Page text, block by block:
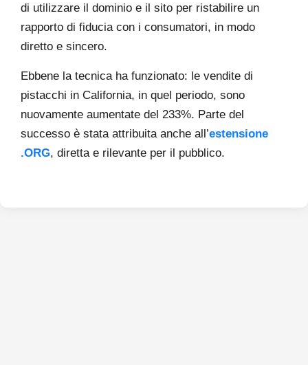
di utilizzare il dominio e il sito per ristabilire un
rapporto di fiducia con i consumatori, in modo
diretto e sincero.
Ebbene la tecnica ha funzionato: le vendite di
pistacchi in California, in quel periodo, sono
nuovamente aumentate del 233%. Parte del
successo è stata attribuita anche all’estensione
.ORG, diretta e rilevante per il pubblico.